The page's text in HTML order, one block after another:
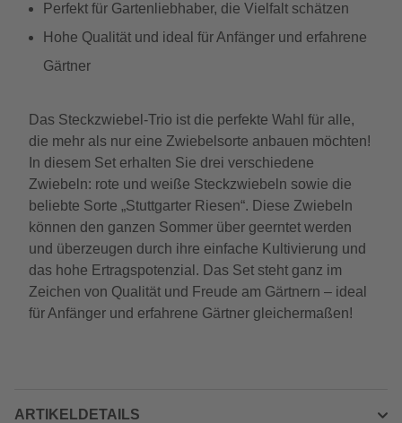
Perfekt für Gartenliebhaber, die Vielfalt schätzen
Hohe Qualität und ideal für Anfänger und erfahrene
Gärtner
Das Steckzwiebel-Trio ist die perfekte Wahl für alle,
die mehr als nur eine Zwiebelsorte anbauen möchten!
In diesem Set erhalten Sie drei verschiedene
Zwiebeln: rote und weiße Steckzwiebeln sowie die
beliebte Sorte „Stuttgarter Riesen“. Diese Zwiebeln
können den ganzen Sommer über geerntet werden
und überzeugen durch ihre einfache Kultivierung und
das hohe Ertragspotenzial. Das Set steht ganz im
Zeichen von Qualität und Freude am Gärtnern – ideal
für Anfänger und erfahrene Gärtner gleichermaßen!
ARTIKELDETAILS